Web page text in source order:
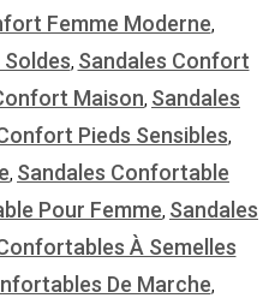
Femme Moderne,
, Sandales Confort
Maison, Sandales
Pieds Sensibles,
, Sandales Confortable
Pour Femme, Sandales
À Semelles
De Marche,